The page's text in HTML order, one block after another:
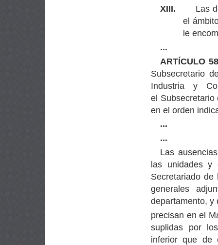
XIII.
Las
el
le
...
ARTÍCULO
Subsecretario
Industria y
el Subsecretario
en el orden
...
...
Las
las unidades y
Secretariado
generales
departamento, y
precisan en el
suplidas por
inferior que de